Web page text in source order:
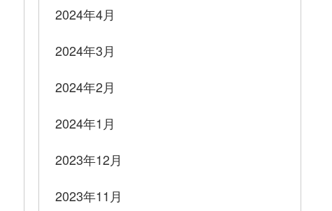
2024年4月
2024年3月
2024年2月
2024年1月
2023年12月
2023年11月